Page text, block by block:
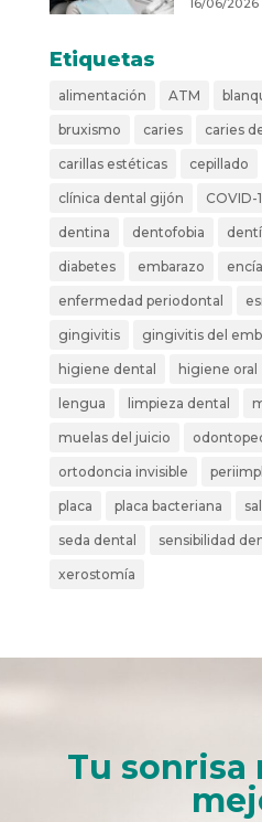
16/06/2026
Etiquetas
alimentación ATM
bruxismo caries caries
carillas estéticas cepillado
clínica dental gijón COVID-
dentina dentofobia
diabetes embarazo
enfermedad periodontal
gingivitis gingivitis del
higiene dental higiene oral
lengua limpieza dental
muelas del juicio
ortodoncia invisible
placa placa bacteriana
seda dental sensibilidad
xerostomía
Tu sonrisa